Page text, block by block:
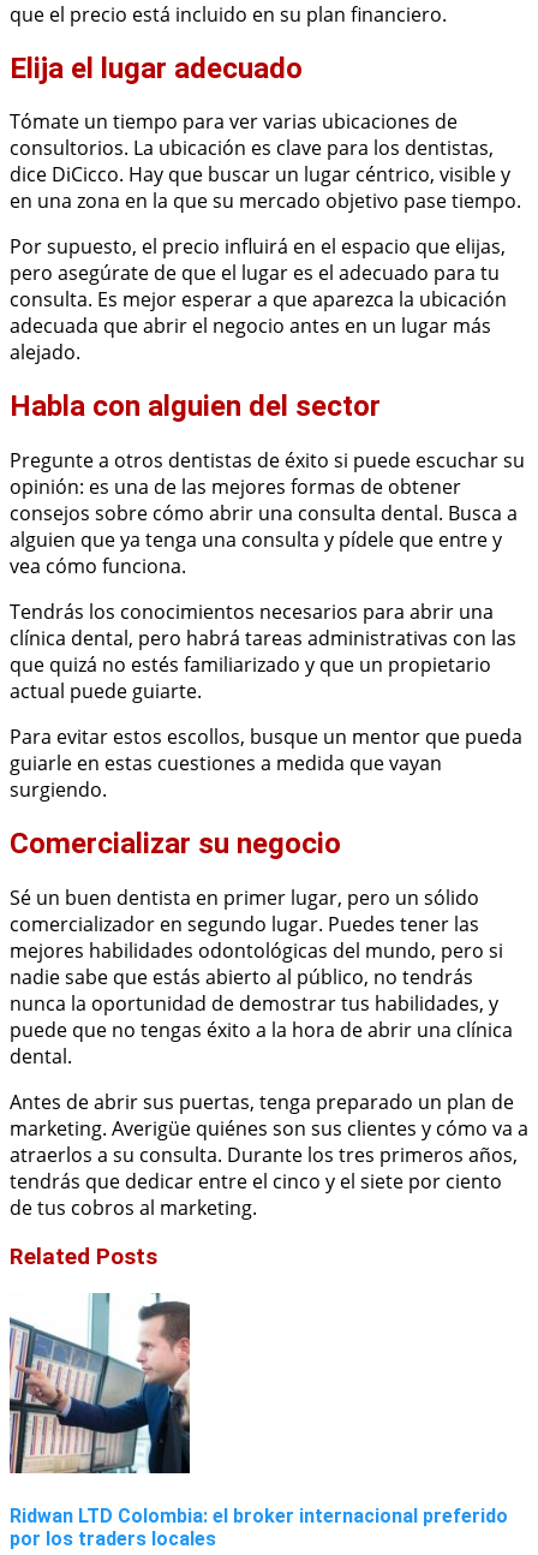
que el precio está incluido en su plan financiero.
Elija el lugar adecuado
Tómate un tiempo para ver varias ubicaciones de
consultorios. La ubicación es clave para los dentistas,
dice DiCicco. Hay que buscar un lugar céntrico, visible y
en una zona en la que su mercado objetivo pase tiempo.
Por supuesto, el precio influirá en el espacio que elijas,
pero asegúrate de que el lugar es el adecuado para tu
consulta. Es mejor esperar a que aparezca la ubicación
adecuada que abrir el negocio antes en un lugar más
alejado.
Habla con alguien del sector
Pregunte a otros dentistas de éxito si puede escuchar su
opinión: es una de las mejores formas de obtener
consejos sobre cómo abrir una consulta dental. Busca a
alguien que ya tenga una consulta y pídele que entre y
vea cómo funciona.
Tendrás los conocimientos necesarios para abrir una
clínica dental, pero habrá tareas administrativas con las
que quizá no estés familiarizado y que un propietario
actual puede guiarte.
Para evitar estos escollos, busque un mentor que pueda
guiarle en estas cuestiones a medida que vayan
surgiendo.
Comercializar su negocio
Sé un buen dentista en primer lugar, pero un sólido
comercializador en segundo lugar. Puedes tener las
mejores habilidades odontológicas del mundo, pero si
nadie sabe que estás abierto al público, no tendrás
nunca la oportunidad de demostrar tus habilidades, y
puede que no tengas éxito a la hora de abrir una clínica
dental.
Antes de abrir sus puertas, tenga preparado un plan de
marketing. Averigüe quiénes son sus clientes y cómo va a
atraerlos a su consulta. Durante los tres primeros años,
tendrás que dedicar entre el cinco y el siete por ciento
de tus cobros al marketing.
Related Posts
Ridwan LTD Colombia: el broker internacional preferido
por los traders locales